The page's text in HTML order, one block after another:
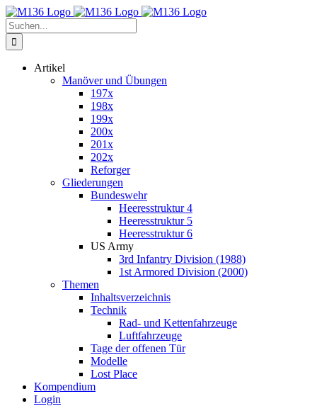
Zum
Inhalt
springen
Suche
nach:
Artikel
Manöver und Übungen
197x
198x
199x
200x
201x
202x
Reforger
Gliederungen
Bundeswehr
Heeresstruktur 4
Heeresstruktur 5
Heeresstruktur 6
US Army
3rd Infantry Division (1988)
1st Armored Division (2000)
Themen
Inhaltsverzeichnis
Technik
Rad- und Kettenfahrzeuge
Luftfahrzeuge
Tage der offenen Tür
Modelle
Lost Place
Kompendium
Login